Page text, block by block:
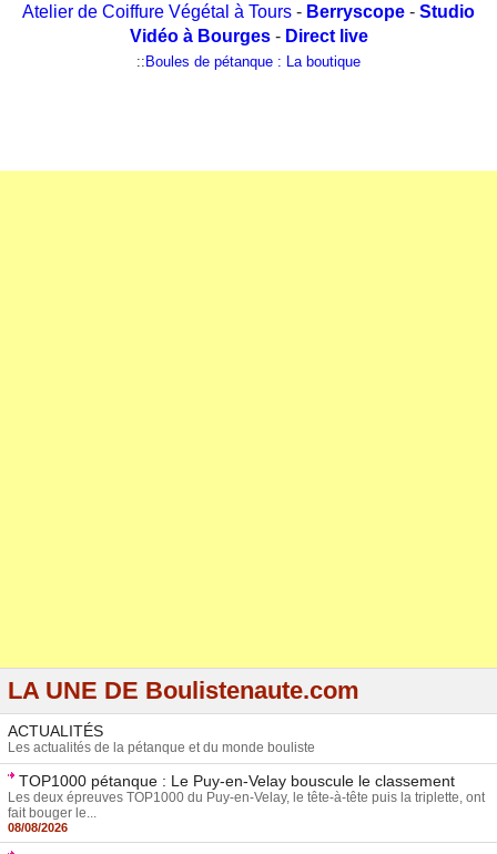
Atelier de Coiffure Végétal à Tours - Berryscope - Studio
Vidéo à Bourges- Direct live
:: Boules de pétanque : La boutique
LA UNE DE Boulistenaute.com
ACTUALITÉS
Les actualités de la pétanque et du monde bouliste
TOP1000 pétanque : Le Puy-en-Velay bouscule le classement
Les deux épreuves TOP1000 du Puy-en-Velay, le tête-à-tête puis la triplette, ont
fait bouger le...
08/08/2026